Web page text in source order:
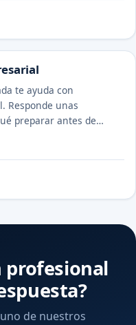
te ayuda con
Responde unas
preparar antes de
profesional
de nuestros